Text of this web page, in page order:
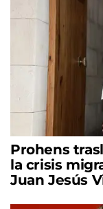
Prohens
la crisis
Juan Jesús